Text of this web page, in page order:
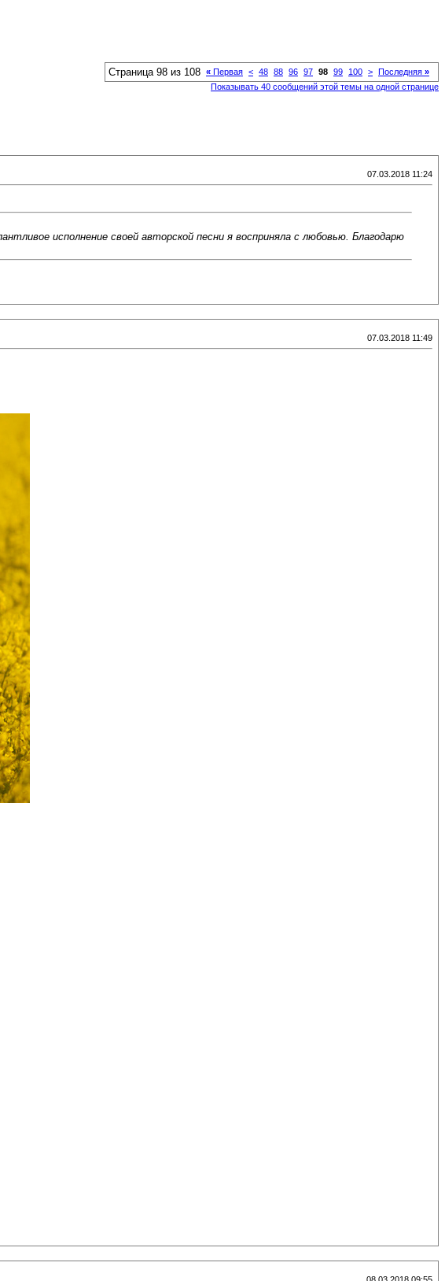
Страница 98 из 108 « Первая < 48 88 96 97 98 99 100 > Последняя »
Показывать 40 сообщений этой темы на одной странице
07.03.2018 11:24
исполнение своей авторской песни я восприняла с любовью. Благодарю
07.03.2018 11:49